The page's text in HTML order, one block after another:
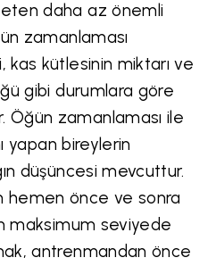
daha az önemli
zamanlaması
kütlesinin miktarı ve
gibi durumlara göre
Öğün zamanlaması ile
yapan bireylerin
düşüncesi mevcuttur.
hemen önce ve sonra
maksimum seviyede
antrenmandan önce